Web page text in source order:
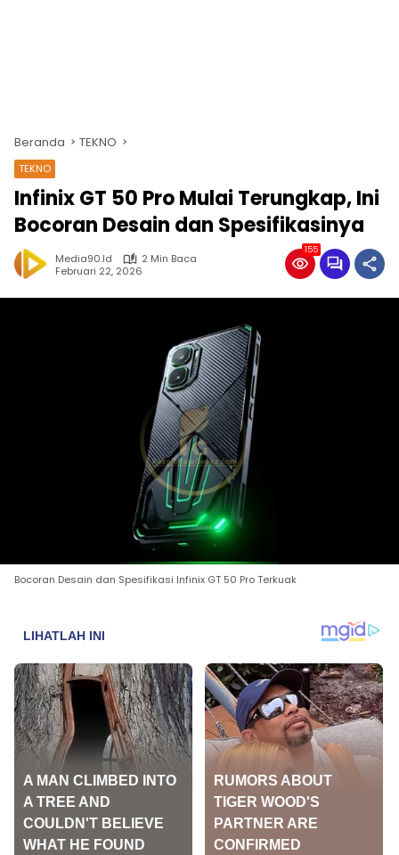
Beranda TEKNO
TEKNO
Infinix GT 50 Pro Mulai Terungkap, Ini
Bocoran Desain dan Spesifikasinya
Media90.id
2 Min Baca
Februari 22, 2026
155
Bocoran Desain dan Spesifikasi Infinix GT 50 Pro Terkuak